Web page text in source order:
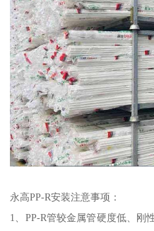
永高PP-R安装注意事项：
1、PP-R管较金属管硬度低、刚